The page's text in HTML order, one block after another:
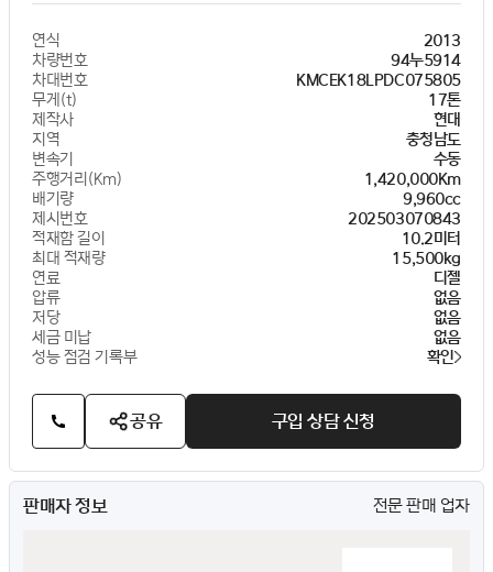
연식
2013
차량번호
94누5914
차대번호
KMCEK18LPDC075805
무게(t)
17톤
제작사
현대
지역
충청남도
변속기
수동
주행거리(Km)
1,420,000Km
배기량
9,960cc
제시번호
202503070843
적재함 길이
10.2미터
최대 적재량
15,500kg
연료
디젤
압류
없음
저당
없음
세금 미납
없음
성능 점검 기록부
확인
공유 구입 상담 신청
판매자 정보 전문 판매 업자